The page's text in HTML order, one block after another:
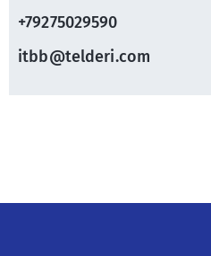
+79275029590
itbb@telderi.com